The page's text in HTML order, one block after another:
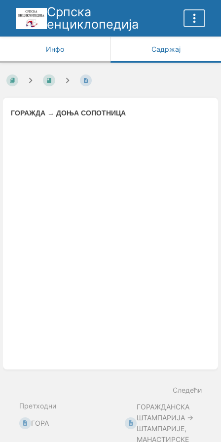
Српска
енциклопедија
Инфо Садржај
ГОРАЖДА → ДОЊА СОПОТНИЦА
Претходни
ГОРА
Следећи
ГОРАЖДАНСКА
ШТАМПАРИЈА →
ШТАМПАРИЈЕ,
МАНАСТИРСКЕ